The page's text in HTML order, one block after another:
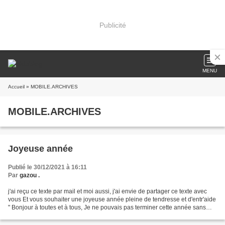
Publicité
MENU
Accueil » MOBILE.ARCHIVES
MOBILE.ARCHIVES
Joyeuse année
Publié le 30/12/2021 à 16:11
Par gazou .
j'ai reçu ce texte par mail et moi aussi, j'ai envie de partager ce texte avec
vous Et vous souhaiter une joyeuse année pleine de tendresse et d'entr'aide
" Bonjour à toutes et à tous, Je ne pouvais pas terminer cette année sans